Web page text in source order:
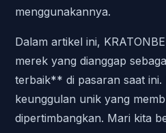
menggunakannya.
Dalam artikel ini,
merek yang dianggap
terbaik** di pasaran saat ini.
keunggulan unik yang
dipertimbangkan. Mari kita